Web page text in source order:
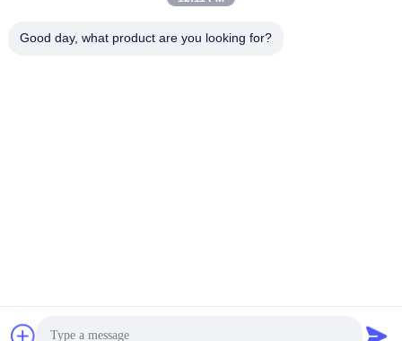
Good day, what product are you looking for?